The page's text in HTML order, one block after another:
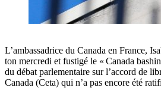
L’ambassadrice du Canada en France,
ton mercredi et fustigé le « Canada
du débat parlementaire sur l’accord de
Canada (Ceta) qui n’a pas encore été